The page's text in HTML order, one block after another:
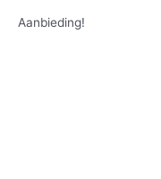
Aanbieding!